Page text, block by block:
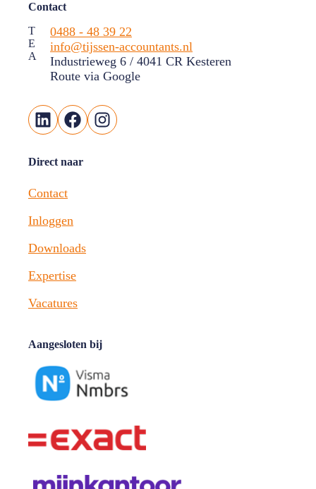
Contact
T
E
A
0488 - 48 39 22
info@tijssen-accountants.nl
Industrieweg 6 / 4041 CR Kesteren
Route via Google
LinkedIn
FacebookInstagram
Direct naar
Contact
Inloggen
Downloads
Expertise
Vacatures
Aangesloten bij